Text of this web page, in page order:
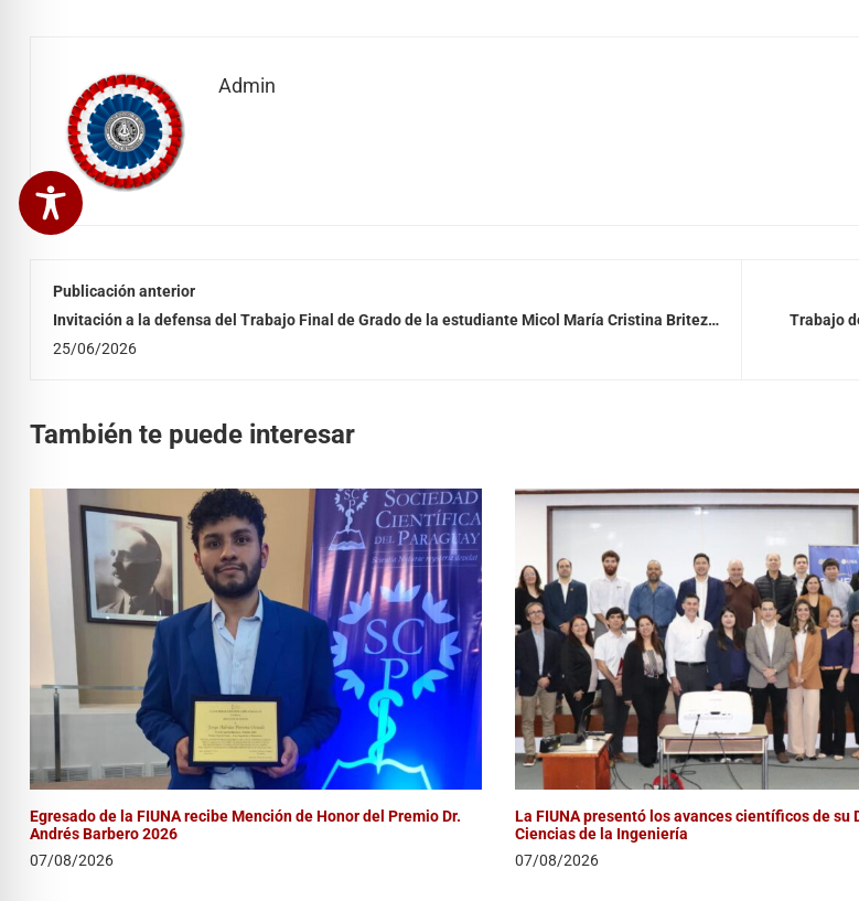
Admin
Publicación anterior
Invitación a la defensa del Trabajo Final de Grado de la estudiante Micol María Cristina Britez
25/06/2026
Trabajo
También te puede interesar
Egresado de la FIUNA recibe Mención de Honor del Premio Dr.
Andrés Barbero 2026
07/08/2026
La FIUNA presentó los avances científicos de su
Ciencias de la Ingeniería
07/08/2026
Solicitar publicación de